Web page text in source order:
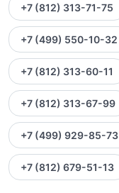
+7 (812) 313-71-75
+7 (499) 550-10-32
+7 (812) 313-60-11
+7 (812) 313-67-99
+7 (499) 929-85-73
+7 (812) 679-51-13